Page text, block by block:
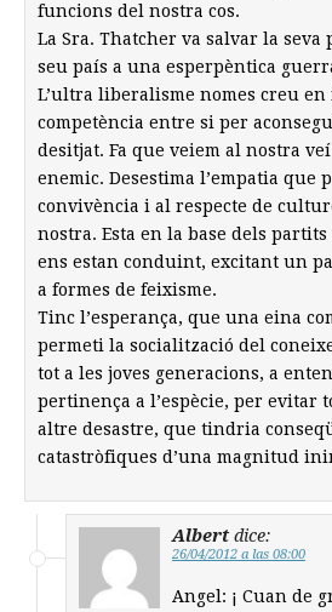
funcions del nostra cos.
La Sra. Thatcher va salvar la seva
seu país a una esperpèntica
L’ultra liberalisme nomes creu
competència entre si per
desitjat. Fa que veiem al nostra
enemic. Desestima l’empatia que
convivència i al respecte de
nostra. Esta en la base dels
ens estan conduint, excitant un
a formes de feixisme.
Tinc l’esperança, que una eina
permeti la socialització del
tot a les joves generacions, a
pertinença a l’espècie, per evitar
altre desastre, que tindria
catastròfiques d’una magnitud
Albert dice:
26/04/2012 a las 08:00
Angel: ¡ Cuan de